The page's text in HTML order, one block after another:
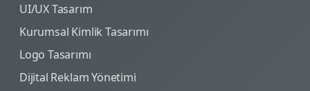
UI/UX Tasarım
Kurumsal Kimlik Tasarımı
Logo Tasarımı
Dijital Reklam Yönetimi